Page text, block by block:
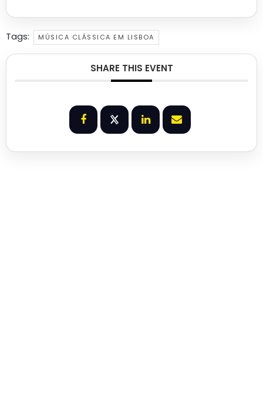
Tags: MÚSICA CLÁSSICA EM LISBOA
SHARE THIS EVENT